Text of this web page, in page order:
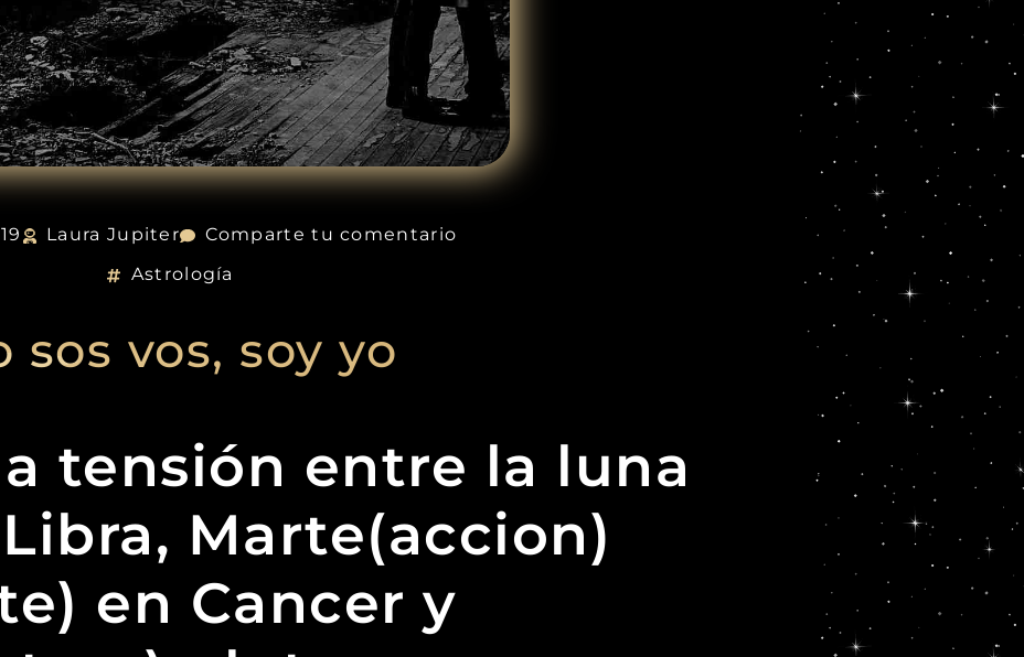
Laura Jupiter
Comparte tu comentario
Astrología
sos vos, soy yo
tensión entre la luna
Marte(accion)
en Cancer y